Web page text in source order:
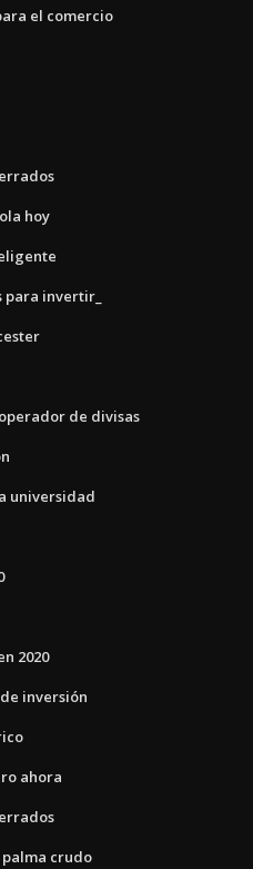
el comercio
hoy
para invertir_
de divisas
universidad
2020
inversión
ahora
crudo